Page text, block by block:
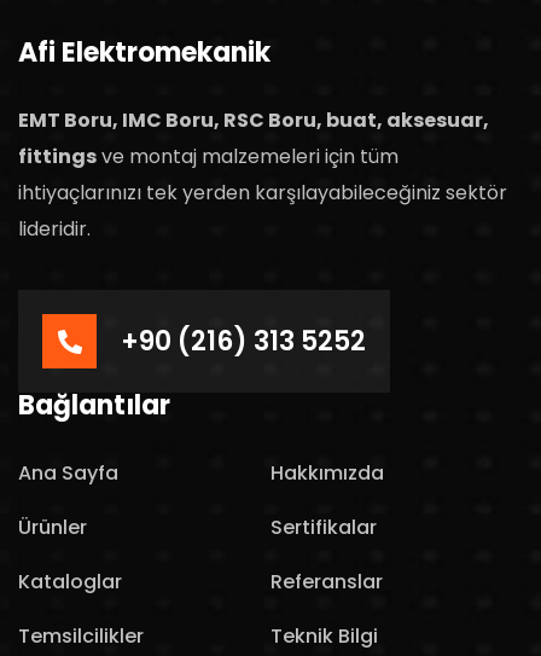
Afi Elektromekanik
EMT Boru, IMC Boru, RSC Boru, buat, aksesuar,
fittingsve montaj malzemeleri için tüm
ihtiyaçlarınızı tek yerden karşılayabileceğiniz sektör
lideridir.
+90 (216) 313 5252
Bağlantılar
Ana Sayfa
Hakkımızda
Ürünler
Sertifikalar
Kataloglar
Referanslar
Temsilcilikler
Teknik Bilgi